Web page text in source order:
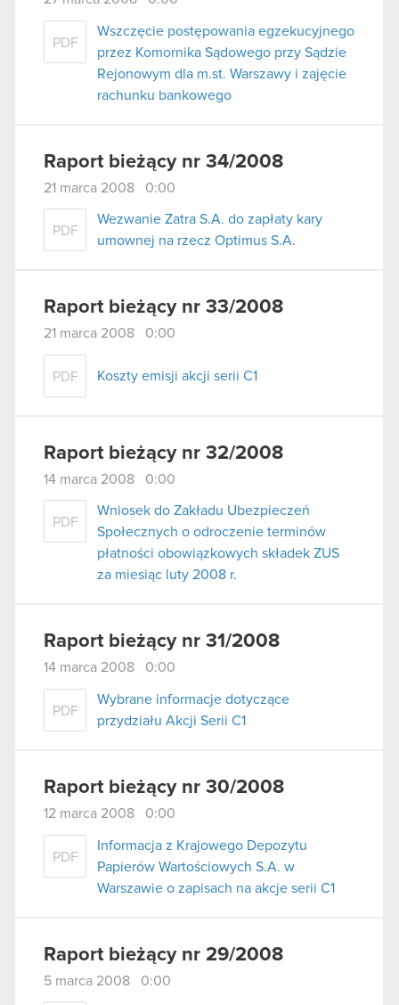
PDF
Wszczęcie postępowania egzekucyjnego
przez Komornika Sądowego przy Sądzie
Rejonowym dla m.st. Warszawy i zajęcie
rachunku bankowego
Raport bieżący nr 34/2008
21 marca 2008 0:00
PDF
Wezwanie Zatra S.A. do zapłaty kary
umownej na rzecz Optimus S.A.
Raport bieżący nr 33/2008
21 marca 2008 0:00
PDF Koszty emisji akcji serii C1
Raport bieżący nr 32/2008
14 marca 2008 0:00
PDF
Wniosek do Zakładu Ubezpieczeń
Społecznych o odroczenie terminów
płatności obowiązkowych składek ZUS
za miesiąc luty 2008 r.
Raport bieżący nr 31/2008
14 marca 2008 0:00
PDF
Wybrane informacje dotyczące
przydziału Akcji Serii C1
Raport bieżący nr 30/2008
12 marca 2008 0:00
PDF
Informacja z Krajowego Depozytu
Papierów Wartościowych S.A. w
Warszawie o zapisach na akcje serii C1
Raport bieżący nr 29/2008
5 marca 2008 0:00